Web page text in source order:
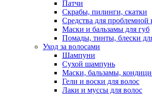
Патчи
Скрабы, пилинги, скатки
Средства для проблемной
Маски и бальзамы для губ
Помады, тинты, блески
Уход за волосами
Шампуни
Сухой шампунь
Маски, бальзамы,
Гели и воски для волос
Лаки и муссы для волос